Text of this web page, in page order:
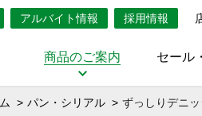
アルバイト情報 採用情報
商品のご案内 セール
パン・シリアル ずっしりデ